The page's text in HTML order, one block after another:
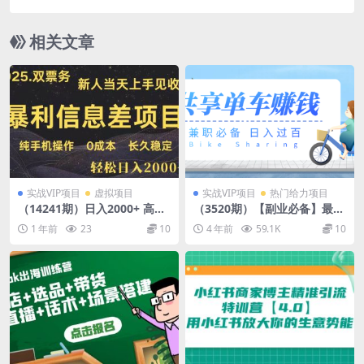
相关文章
实战VIP项目 虚拟项目
（14241期）日入2000+ 高利
润信息差项目 副业翻身 新人
当天收益 小白长期饭票
1 年前 23 10
实战VIP项目 热门给力项目
（3520期）【副业必备】最新
骑共享单车赚钱项目，轻松日
入200+
4 年前 59.1K 10